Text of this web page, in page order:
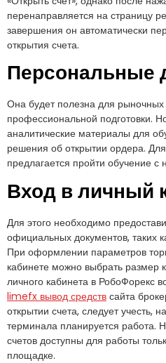
перенаправляется на страницу
завершения он автоматически
открытия счета.
Персональные
Она будет полезна для рыночных
профессиональной подготовки.
аналитические материалы для
решения об открытии ордера.
предлагается пройти обучение с
Вход в личный
Для этого необходимо
официальных документов, таких
При оформлении параметров
кабинете можно выбрать размер
личного кабинета в РобоФорекс
limefx вывод средств сайта
открытии счета, следует учесть,
терминала планируется работа.
счетов доступны для работы
площадке.